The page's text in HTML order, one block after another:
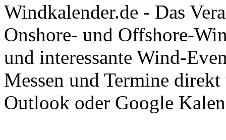
Windkalender.de - Das
Onshore- und Offshore-
und interessante Wind-
Messen und Termine
Outlook oder Google